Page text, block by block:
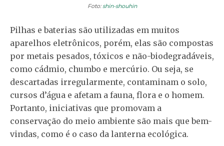
Foto:shin-shouhin
Pilhas e baterias são utilizadas em muitos
aparelhos eletrônicos, porém, elas são compostas
por metais pesados, tóxicos e não-biodegradáveis,
como cádmio, chumbo e mercúrio. Ou seja, se
descartadas irregularmente, contaminam o solo,
cursos d’água e afetam a fauna, flora e o homem.
Portanto, iniciativas que promovam a
conservação do meio ambiente são mais que bem-
vindas, como é o caso da lanterna ecológica.